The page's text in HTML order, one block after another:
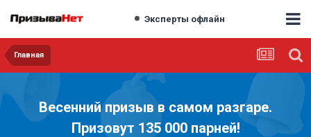
Эксперты офлайн
Главная
Весенний призыв в самом разгаре.
Призовут 135 000 парней!